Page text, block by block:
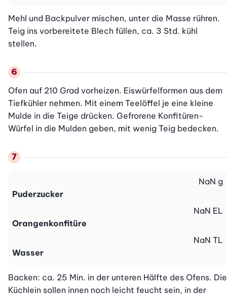
Mehl und Backpulver mischen, unter die Masse rühren.
Teig ins vorbereitete Blech füllen, ca. 3 Std. kühl
stellen.
Ofen auf 210 Grad vorheizen. Eiswürfelformen aus dem
Tiefkühler nehmen. Mit einem Teelöffel je eine kleine
Mulde in die Teige drücken. Gefrorene Konfitüren-
Würfel in die Mulden geben, mit wenig Teig bedecken.
Puderzucker
NaN g
Orangenkonfitüre
NaN EL
Wasser
NaN TL
Backen: ca. 25 Min. in der unteren Hälfte des Ofens. Die
Küchlein sollen innen noch leicht feucht sein, in der